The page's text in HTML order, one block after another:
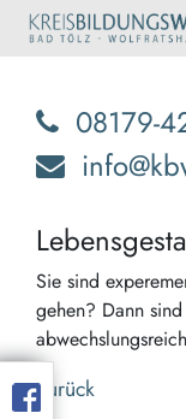
08179-
Sie sind
gehen? Dann
Zurück